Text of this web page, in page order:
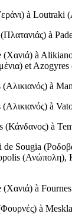
) à Loutraki (
Πλατανιάς) à
(Χανιά) à
) et Azogyres
(Αλικιανός) à
(Αλικιανός) à
(Κάνδανος) à
de Sougia (
(Ανώπολη),
(Χανιά) à
Φουρνές) à